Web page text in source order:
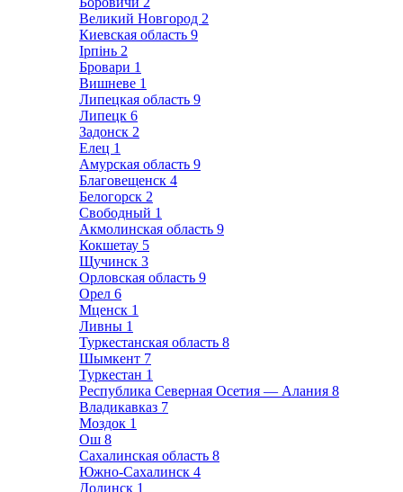
Великий Новгород 2
Киевская область 9
Ірпінь 2
Бровари 1
Вишневе 1
Липецкая область 9
Липецк 6
Задонск 2
Елец 1
Амурская область 9
Благовещенск 4
Белогорск 2
Свободный 1
Акмолинская область 9
Кокшетау 5
Щучинск 3
Орловская область 9
Орел 6
Мценск 1
Ливны 1
Туркестанская область 8
Шымкент 7
Туркестан 1
Республика Северная Осетия — Алания 8
Владикавказ 7
Моздок 1
Ош 8
Сахалинская область 8
Южно-Сахалинск 4
Долинск 1